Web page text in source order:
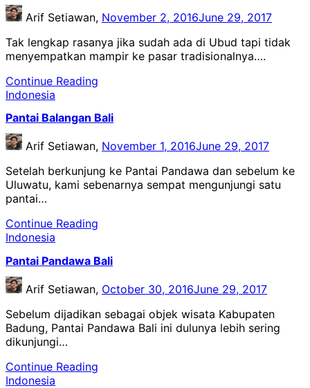
Arif Setiawan, November 2, 2016June 29, 2017
Tak lengkap rasanya jika sudah ada di Ubud tapi tidak
menyempatkan mampir ke pasar tradisionalnya….
Continue Reading
Indonesia
Pantai Balangan Bali
Arif Setiawan, November 1, 2016June 29, 2017
Setelah berkunjung ke Pantai Pandawa dan sebelum ke
Uluwatu, kami sebenarnya sempat mengunjungi satu
pantai…
Continue Reading
Indonesia
Pantai Pandawa Bali
Arif Setiawan, October 30, 2016June 29, 2017
Sebelum dijadikan sebagai objek wisata Kabupaten
Badung, Pantai Pandawa Bali ini dulunya lebih sering
dikunjungi…
Continue Reading
Indonesia